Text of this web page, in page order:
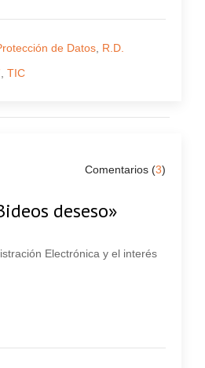
de Datos R.D.
TIC
Comentarios (3)
deseso»
Electrónica y el interés